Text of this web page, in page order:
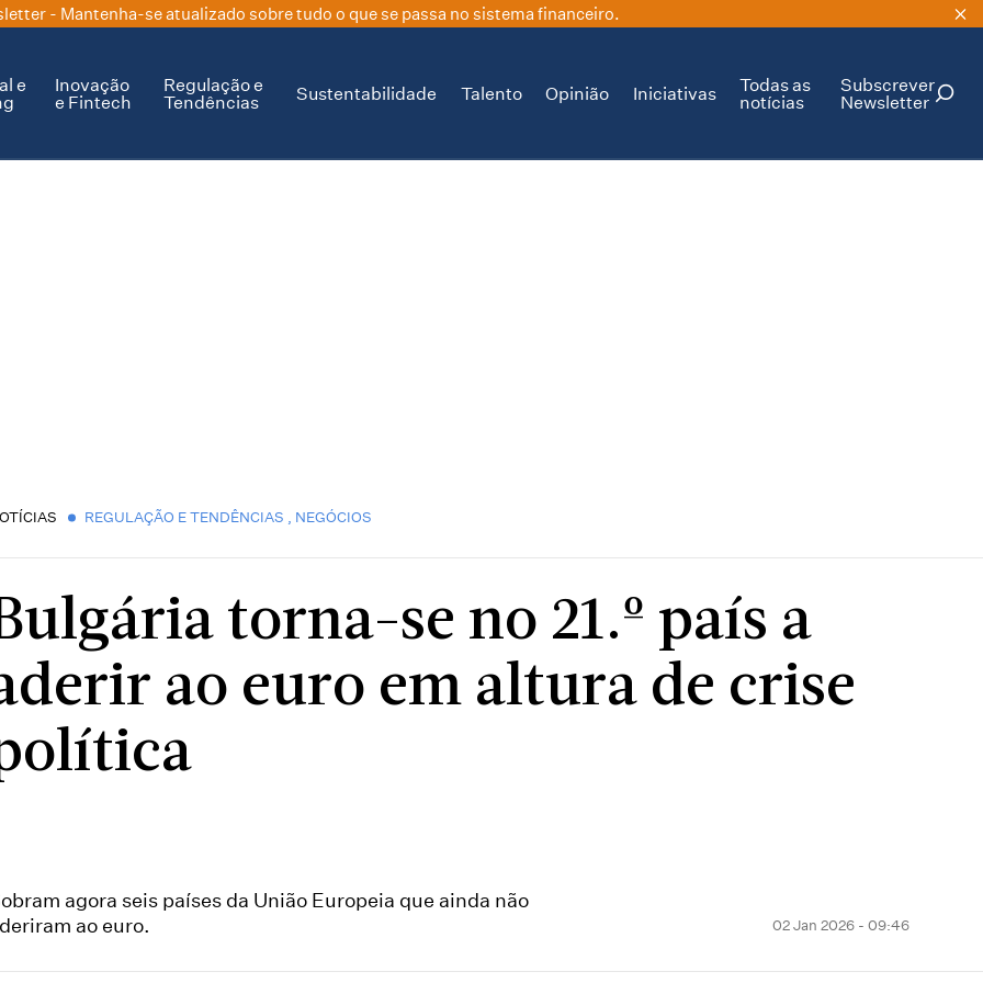
- Mantenha-se atualizado sobre tudo o que se passa no sistema financeiro.
e
Inovação
e Fintech
Regulação e
Tendências
Sustentabilidade Talento Opinião Iniciativas
Todas as
notícias
Subscrever
Newsletter
REGULAÇÃO E TENDÊNCIAS NEGÓCIOS
torna-se no 21.º país a
ao euro em altura de crise
agora seis países da União Europeia que ainda não
ao euro.
02 Jan 2026 - 09:46